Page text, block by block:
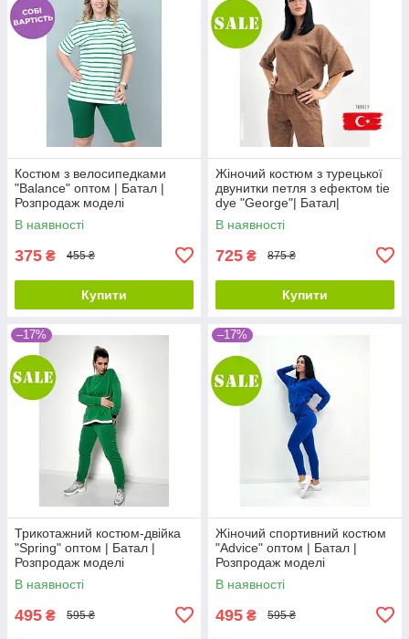
Костюм з велосипедками
"Balance" оптом | Батал |
Розпродаж моделі
В наявності
375 ₴ 455 ₴
Купити
Жіночий костюм з турецької
двунитки петля з ефектом tie
dye "George"| Батал|
Розпродаж моделі
В наявності
725 ₴ 875 ₴
Купити
–17%
Трикотажний костюм-двійка
"Spring" оптом | Батал |
Розпродаж моделі
В наявності
495 ₴ 595 ₴
–17%
Жіночий спортивний костюм
"Advice" оптом | Батал |
Розпродаж моделі
В наявності
495 ₴ 595 ₴